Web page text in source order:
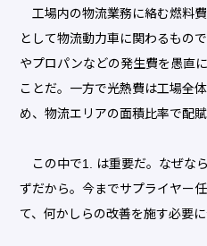
工場内の物流業務に絡む燃料
として物流動力車に関わるもの
やプロパンなどの発生費を愚直
ことだ。一方で光熱費は工場全
め、物流エリアの面積比率で配
この中で1. は重要だ。なぜな
ずだから。今までサプライヤー
て、何かしらの改善を施す必要に